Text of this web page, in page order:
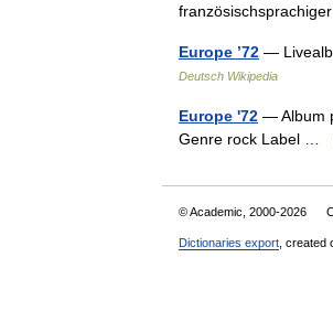
Europe ’72 —
Deutsch Wikipedia
Europe '72 — Album
Genre rock Label …
© Academic, 2000-2026
Dictionaries export , created